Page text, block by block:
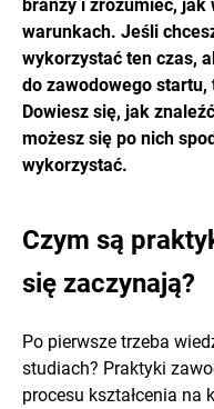
branży i zrozumieć,
warunkach. Jeśli
wykorzystać ten czas,
do zawodowego startu,
Dowiesz się, jak
możesz się po nich
wykorzystać.
Czym są
się zaczynają?
Po pierwsze trzeba
studiach? Praktyki
procesu kształcenia na